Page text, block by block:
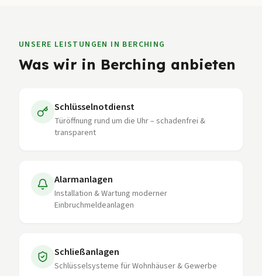
UNSERE LEISTUNGEN IN BERCHING
Was wir in Berching anbieten
Schlüsselnotdienst
Türöffnung rund um die Uhr – schadenfrei &
transparent
Alarmanlagen
Installation & Wartung moderner
Einbruchmeldeanlagen
Schließanlagen
Schlüsselsysteme für Wohnhäuser & Gewerbe